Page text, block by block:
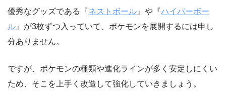
優秀なグッズである『ネストボール 』や『ハイパーボー
ル 』が3枚ずつ入っていて、ポケモンを展開するには申し
分ありません。
ですが、ポケモンの種類や進化ラインが多く安定しにくい
ため、そこを上手く改造して強化していきましょう。